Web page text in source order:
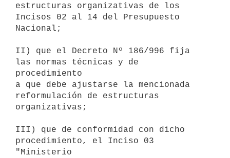
estructuras organizativas de los
Incisos 02 al 14 del Presupuesto
Nacional;
II) que el Decreto Nº 186/996 fija
las normas técnicas y de
procedimiento
a que debe ajustarse la mencionada
reformulación de estructuras
organizativas;
III) que de conformidad con dicho
procedimiento, el Inciso 03
"Ministerio